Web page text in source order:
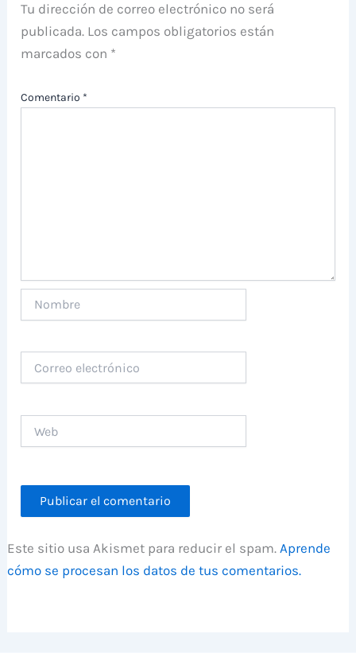
Tu dirección de correo electrónico no será
publicada. Los campos obligatorios están
marcados con *
Comentario *
electrónico
Este sitio usa Akismet para reducir el spam.Aprende
cómo se procesan los datos de tus comentarios.